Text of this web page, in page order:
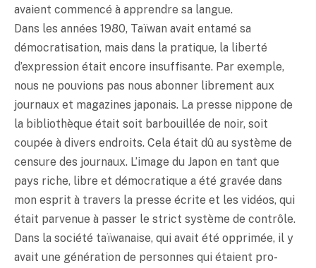
avaient commencé à apprendre sa langue.
Dans les années 1980, Taïwan avait entamé sa
démocratisation, mais dans la pratique, la liberté
d’expression était encore insuffisante. Par exemple,
nous ne pouvions pas nous abonner librement aux
journaux et magazines japonais. La presse nippone de
la bibliothèque était soit barbouillée de noir, soit
coupée à divers endroits. Cela était dû au système de
censure des journaux. L’image du Japon en tant que
pays riche, libre et démocratique a été gravée dans
mon esprit à travers la presse écrite et les vidéos, qui
était parvenue à passer le strict système de contrôle.
Dans la société taïwanaise, qui avait été opprimée, il y
avait une génération de personnes qui étaient pro-